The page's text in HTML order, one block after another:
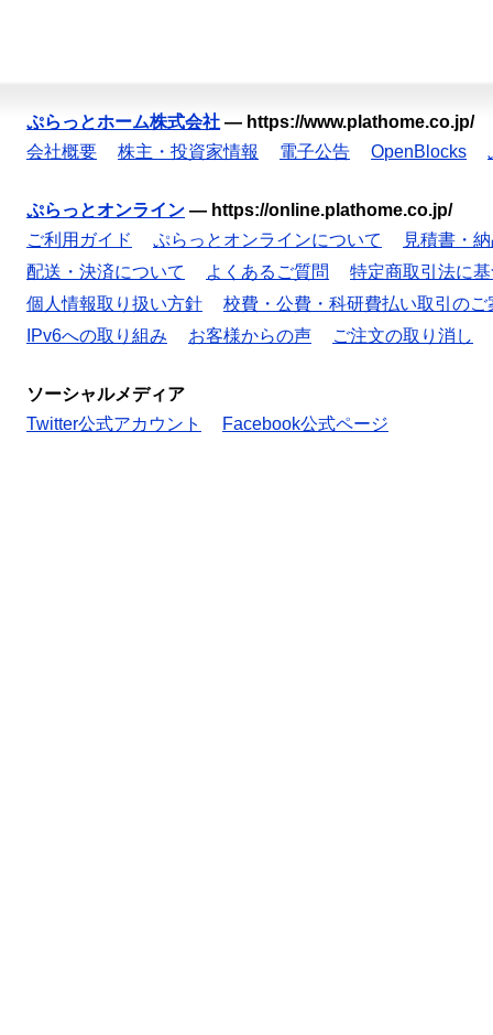
ぷらっとホーム株式会社 — https://www.plathome.co.jp/
会社概要
株主・投資家情報 電子公告 OpenBlocks
ぷらっとオンライン — https://online.plathome.co.jp/
ご利用ガイド
ぷらっとオンラインについて
見積書・
配送・決済について
よくあるご質問
特定商取引法に
個人情報取り扱い方針
校費・公費・科研費払い取引のご
IPv6への取り組み
お客様からの声 ご注文の取り消し
ソーシャルメディア
Twitter公式アカウント
Facebook公式ページ